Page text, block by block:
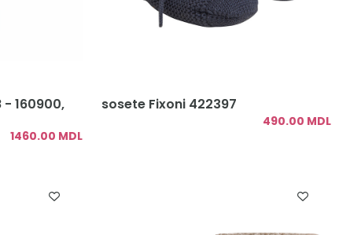
- 160900,
1460.00 MDL
sosete Fixoni 422397
490.00 MDL